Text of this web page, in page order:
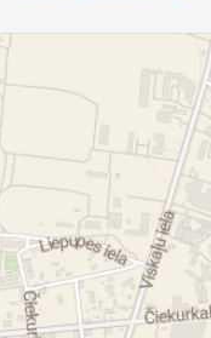
пластиковых окон